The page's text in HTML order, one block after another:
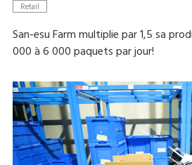
Retail
San-esu Farm multiplie par 1,5 sa
000 à 6 000 paquets par jour!